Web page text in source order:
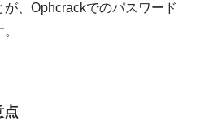
、Ophcrackでのパスワード
点